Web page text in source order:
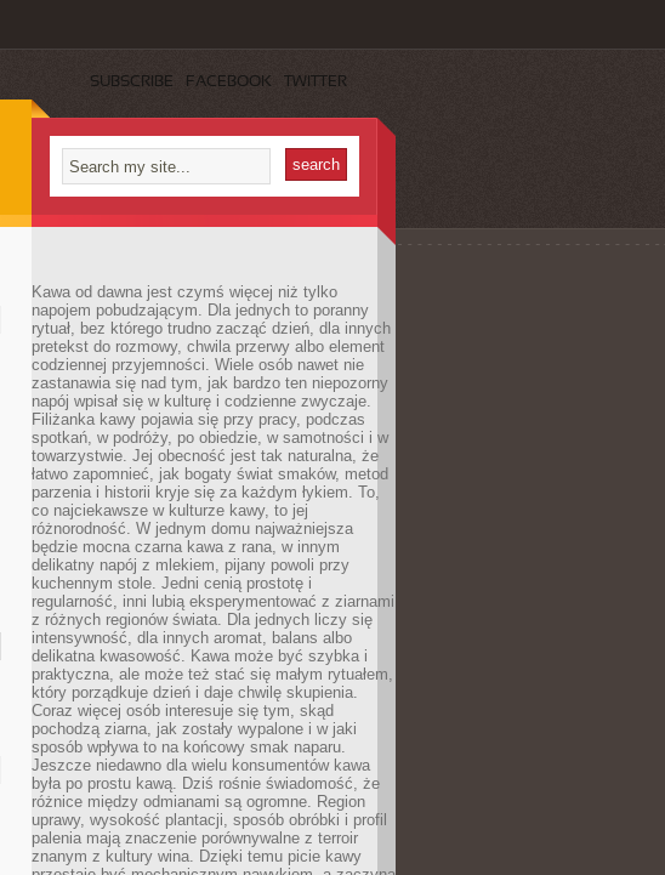
SUBSCRIBE FACEBOOK TWITTER
Kawa od dawna jest czymś więcej niż tylko
napojem pobudzającym. Dla jednych to poranny
rytuał, bez którego trudno zacząć dzień, dla innych
pretekst do rozmowy, chwila przerwy albo element
codziennej przyjemności. Wiele osób nawet nie
zastanawia się nad tym, jak bardzo ten niepozorny
napój wpisał się w kulturę i codzienne zwyczaje.
Filiżanka kawy pojawia się przy pracy, podczas
spotkań, w podróży, po obiedzie, w samotności i w
towarzystwie. Jej obecność jest tak naturalna, że
łatwo zapomnieć, jak bogaty świat smaków, metod
parzenia i historii kryje się za każdym łykiem. To,
co najciekawsze w kulturze kawy, to jej
różnorodność. W jednym domu najważniejsza
będzie mocna czarna kawa z rana, w innym
delikatny napój z mlekiem, pijany powoli przy
kuchennym stole. Jedni cenią prostotę i
regularność, inni lubią eksperymentować z ziarnami
z różnych regionów świata. Dla jednych liczy się
intensywność, dla innych aromat, balans albo
delikatna kwasowość. Kawa może być szybka i
praktyczna, ale może też stać się małym rytuałem,
który porządkuje dzień i daje chwilę skupienia.
Coraz więcej osób interesuje się tym, skąd
pochodzą ziarna, jak zostały wypalone i w jaki
sposób wpływa to na końcowy smak naparu.
Jeszcze niedawno dla wielu konsumentów kawa
była po prostu kawą. Dziś rośnie świadomość, że
różnice między odmianami są ogromne. Region
uprawy, wysokość plantacji, sposób obróbki i profil
palenia mają znaczenie porównywalne z terroir
znanym z kultury wina. Dzięki temu picie kawy